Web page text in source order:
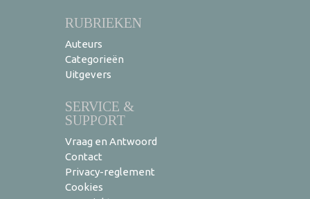
RUBRIEKEN
Auteurs
Categorieën
Uitgevers
SERVICE &
SUPPORT
Vraag en Antwoord
Contact
Privacy-reglement
Cookies